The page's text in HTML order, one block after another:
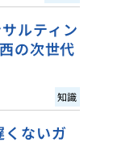
ルティン
の次世代
知識
ないガ